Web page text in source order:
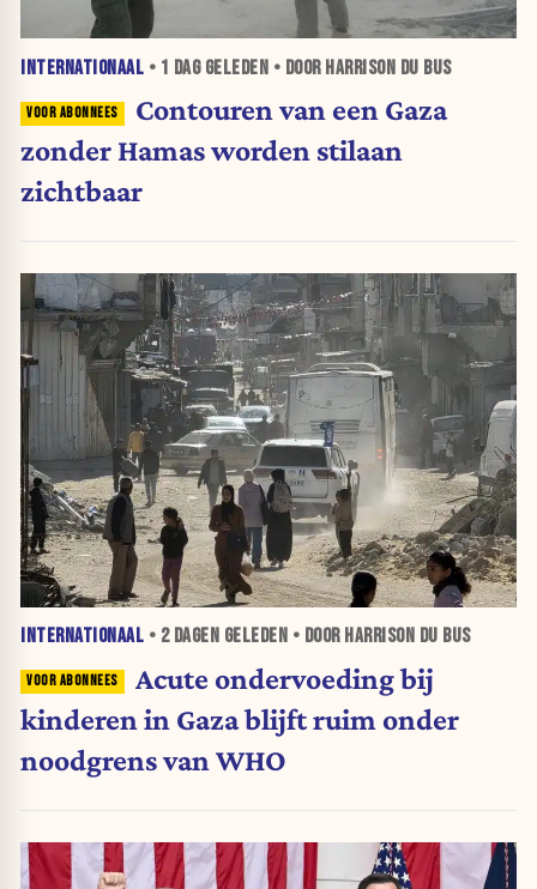
INTERNATIONAAL • 1 DAGGELEDEN • DOOR HARRISON DU BUS
Contouren van een Gaza
zonder Hamas worden stilaan
zichtbaar
INTERNATIONAAL • 2 DAGEN GELEDEN • DOOR HARRISON DU BUS
Acute ondervoeding bij
kinderen in Gaza blijft ruim onder
noodgrens van WHO